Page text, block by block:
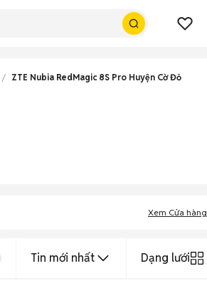
ZTE Nubia RedMagic 8S Pro Huyện Cờ Đỏ
Xem Cửa hàng
Tin mới nhất Dạng lưới